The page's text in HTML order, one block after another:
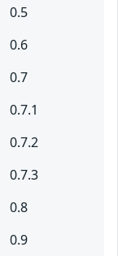
0.5
0.6
0.7
0.7.1
0.7.2
0.7.3
0.8
0.9